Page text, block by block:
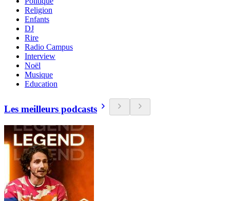
Religion
Enfants
DJ
Rire
Radio Campus
Interview
Noël
Musique
Education
Les meilleurs podcasts